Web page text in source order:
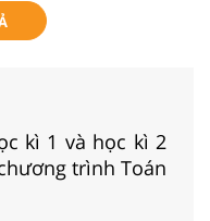
kì 1 và học kì 2
trình Toán